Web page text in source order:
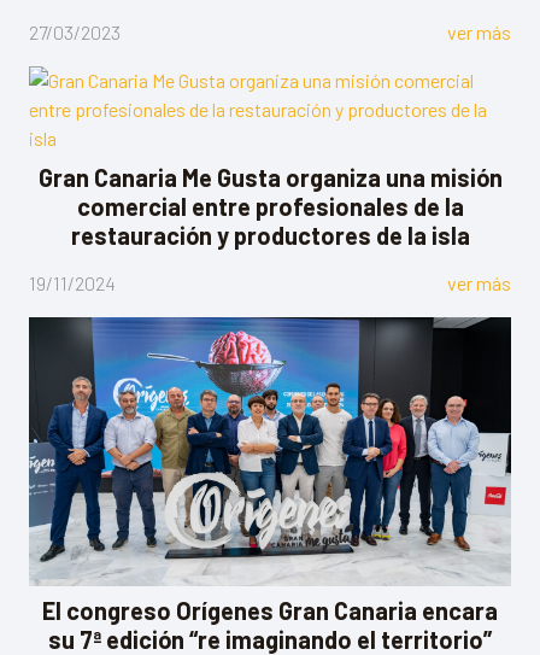
27/03/2023 ver más
Gran Canaria Me Gusta organiza una misión
comercial entre profesionales de la
restauración y productores de la isla
19/11/2024 ver más
El congreso Orígenes Gran Canaria encara
su 7ª edición “re imaginando el territorio”